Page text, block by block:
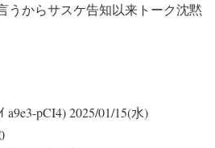
うからサスケ告知以来トーク沈黙
a9e3-pCI4)2025/01/15(水)